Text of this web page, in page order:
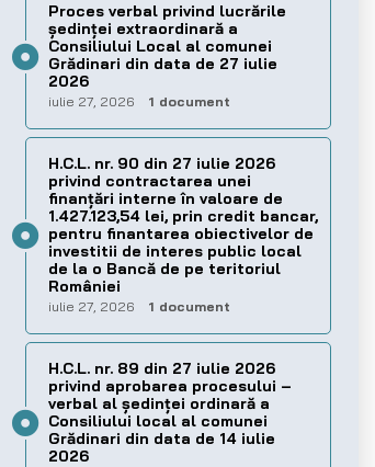
Proces verbal privind lucrările
ședinței extraordinară a
Consiliului Local al comunei
Grădinari din data de 27 iulie
2026
iulie 27, 2026 1 document
H.C.L. nr. 90 din 27 iulie 2026
privind contractarea unei
finanțări interne în valoare de
1.427.123,54 lei, prin credit bancar,
pentru finantarea obiectivelor de
investitii de interes public local
de la o Bancă de pe teritoriul
României
iulie 27, 2026 1 document
H.C.L. nr. 89 din 27 iulie 2026
privind aprobarea procesului –
verbal al şedinţei ordinară a
Consiliului local al comunei
Grădinari din data de 14 iulie
2026